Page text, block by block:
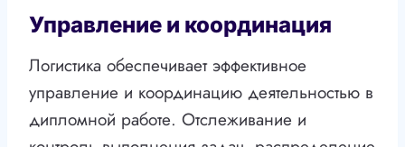
Управление и координация
Логистика обеспечивает эффективное
управление и координацию деятельностью в
дипломной работе. Отслеживание и